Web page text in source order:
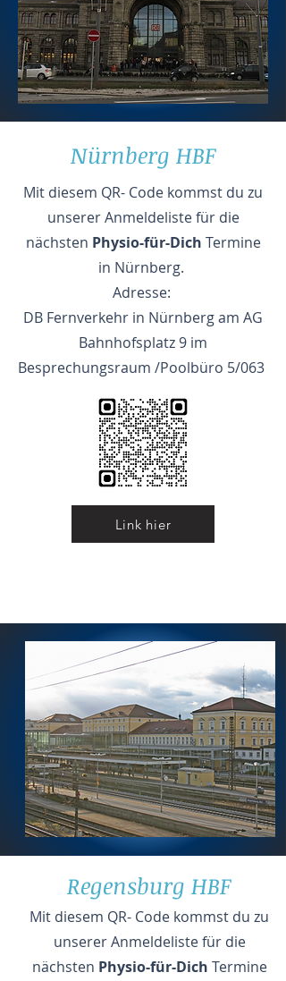
Nürnberg HBF
Mit diesem QR- Code kommst du zu
unserer Anmeldeliste für die
nächsten Physio-für-Dich Termine
in Nürnberg.
Adresse:
DB Fernverkehr in Nürnberg am AG
Bahnhofsplatz 9 im
Besprechungsraum /Poolbüro 5/063
Link hier
Regensburg HBF
Mit diesem QR- Code kommst du zu
unserer Anmeldeliste für die
nächsten Physio-für-Dich Termine